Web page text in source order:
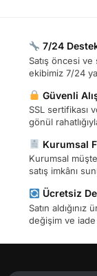
7/24
Satış öncesi
ekibimiz 7/24
Güvenli
SSL sertifikası
gönül
Kurumsal
Kurumsal
satış imkânı
Ücretsiz
Satın
değişim ve